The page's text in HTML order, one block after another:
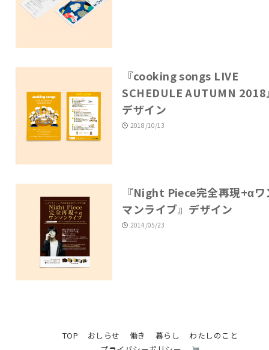
『cooking songs LIVE
SCHEDULE AUTUMN 2018
デザイン
2018/10/13
『Night Piece完全再現+αワ
マンライブ』デザイン
2014/05/23
TOP おしらせ 働き 暮らし
わたしのこと